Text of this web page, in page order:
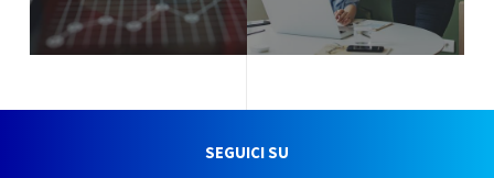
SEGUICI SU